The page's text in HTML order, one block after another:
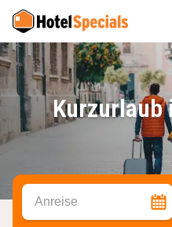
Kurzurlaub
Anreise